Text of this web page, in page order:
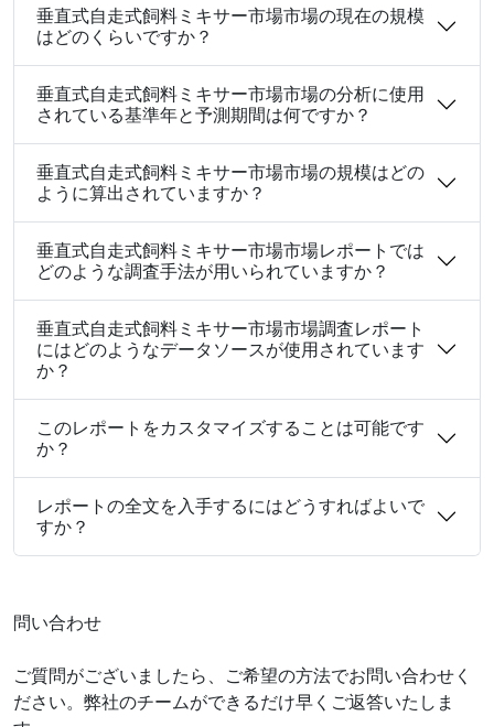
垂直式自走式飼料ミキサー市場市場の現在の規模
はどのくらいですか？
垂直式自走式飼料ミキサー市場市場の分析に使用
されている基準年と予測期間は何ですか？
垂直式自走式飼料ミキサー市場市場の規模はどの
ように算出されていますか？
垂直式自走式飼料ミキサー市場市場レポートでは
どのような調査手法が用いられていますか？
垂直式自走式飼料ミキサー市場市場調査レポート
にはどのようなデータソースが使用されています
か？
このレポートをカスタマイズすることは可能です
か？
レポートの全文を入手するにはどうすればよいで
すか？
問い合わせ
ご質問がございましたら、ご希望の方法でお問い合わせく
ださい。弊社のチームができるだけ早くご返答いたしま